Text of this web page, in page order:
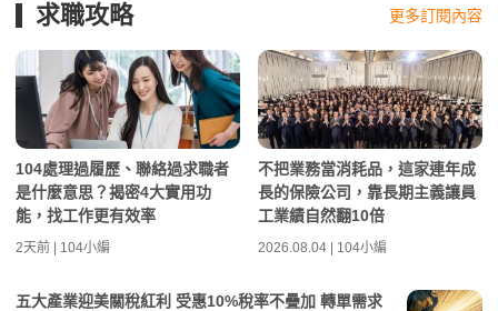
求職攻略 更多訂閱內容
104處理過履歷、聯絡過求職者
是什麼意思？揭密4大實用功
能，找工作更有效率
2天前 | 104小編
不把業務當消耗品，這家連年成
長的保險公司，靠長期主義讓員
工業績自然翻10倍
2026.08.04 | 104小編
五大產業迎美關稅紅利 受惠10%稅率不疊加 轉單需求